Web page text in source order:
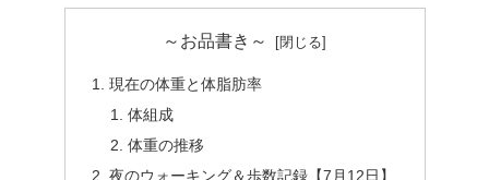
～お品書き～
現在の体重と体脂肪率
体組成
体重の推移
夜のウォーキング＆歩数記録【7月12日】